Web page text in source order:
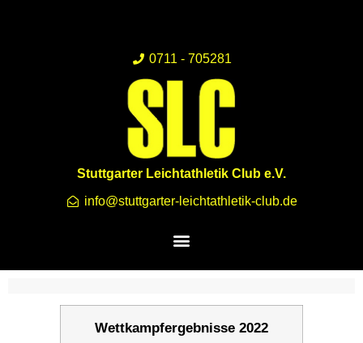
0711 - 705281
Stuttgarter Leichtathletik Club e.V.
info@stuttgarter-leichtathletik-club.de
Wettkampfergebnisse 2022